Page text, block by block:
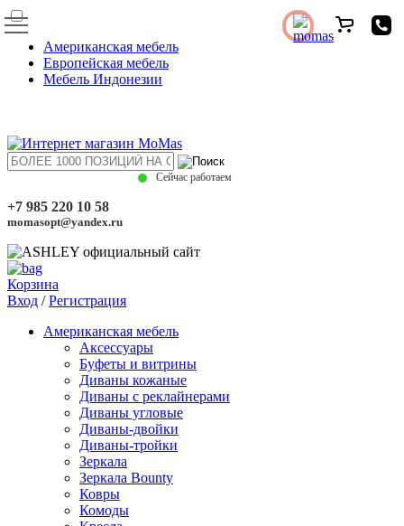
Американская мебель
Европейская мебель
Мебель Индонезии
Сейчас работаем
+7 985 220 10 58
momasopt@yandex.ru
Корзина
Вход /Регистрация
Американская мебель
Аксессуары
Буфеты и витрины
Диваны кожаные
Диваны с реклайнерами
Диваны угловые
Диваны-двойки
Диваны-тройки
Зеркала
Зеркала Bounty
Ковры
Комоды